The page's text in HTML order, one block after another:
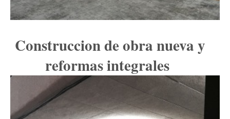
Construccion de obra nueva y
reformas integrales